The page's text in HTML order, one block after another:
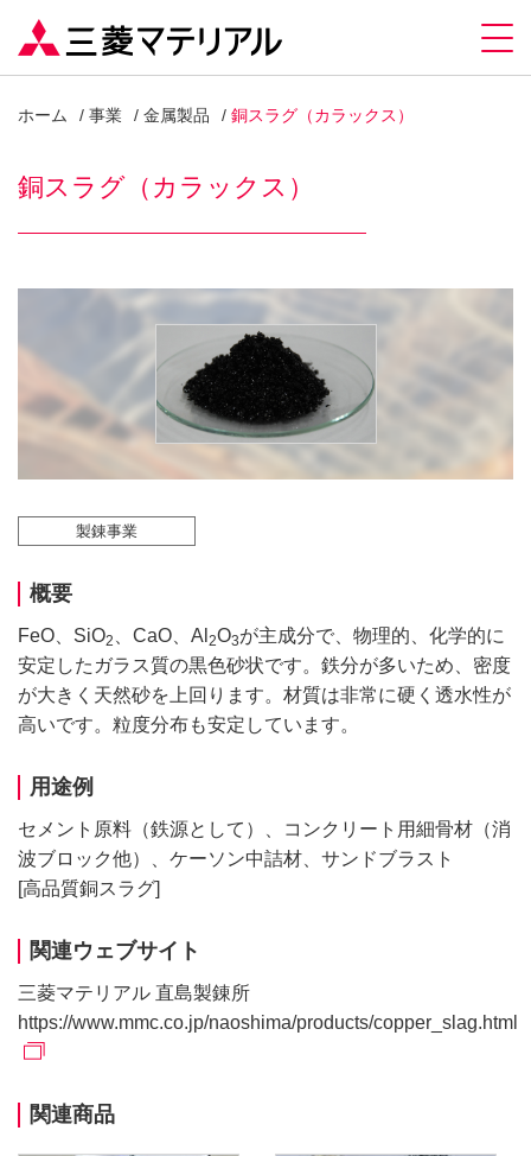
ホーム 事業 金属製品 銅スラグ（カラックス）
銅スラグ（カラックス）
製錬事業
概要
FeO、SiO2 、CaO、Al 2O3が主成分で、物理的、化学的に
安定したガラス質の黒色砂状です。鉄分が多いため、密度
が大きく天然砂を上回ります。材質は非常に硬く透水性が
高いです。粒度分布も安定しています。
用途例
セメント原料（鉄源として）、コンクリート用細骨材（消
波ブロック他）、ケーソン中詰材、サンドブラスト
[高品質銅スラグ]
関連ウェブサイト
三菱マテリアル 直島製錬所
https://www.mmc.co.jp/naoshima/products/copper_slag.html
関連商品